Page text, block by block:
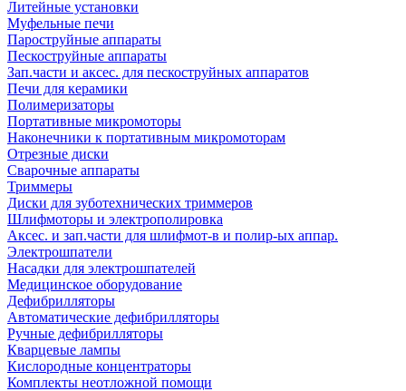
Литейные установки
Муфельные печи
Пароструйные аппараты
Пескоструйные аппараты
Зап.части и аксес. для пескоструйных аппаратов
Печи для керамики
Полимеризаторы
Портативные микромоторы
Наконечники к портативным микромоторам
Отрезные диски
Сварочные аппараты
Триммеры
Диски для зуботехнических триммеров
Шлифмоторы и электрополировка
Аксес. и зап.части для шлифмот-в и полир-ых аппар.
Электрошпатели
Насадки для электрошпателей
Медицинское оборудование
Дефибрилляторы
Автоматические дефибрилляторы
Ручные дефибрилляторы
Кварцевые лампы
Кислородные концентраторы
Комплекты неотложной помощи